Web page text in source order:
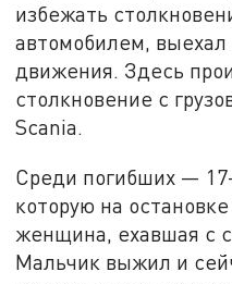
избежать
автомобилем, выехал
движения. Здесь
столкновение с
Scania.
Среди погибших —
которую на
женщина, ехавшая с
Мальчик выжил и